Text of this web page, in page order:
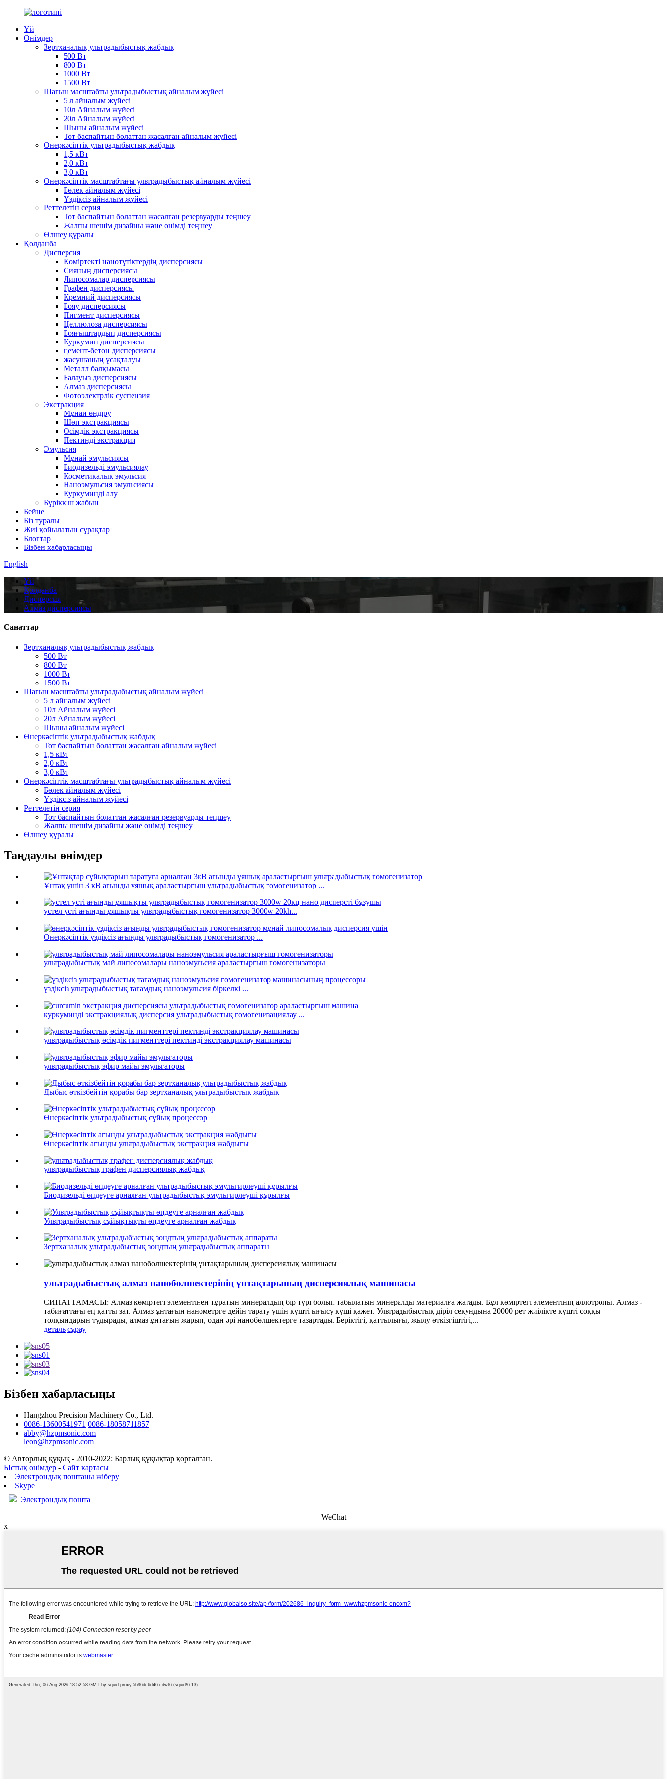
Үй
Өнімдер
Зертханалық ультрадыбыстық жабдық
500 Вт
800 Вт
1000 Вт
1500 Вт
Шағын масштабты ультрадыбыстық айналым жүйесі
5 л айналым жүйесі
10л Айналым жүйесі
20л Айналым жүйесі
Шыны айналым жүйесі
Тот баспайтын болаттан жасалған айналым жүйесі
Өнеркәсіптік ультрадыбыстық жабдық
1,5 кВт
2,0 кВт
3,0 кВт
Өнеркәсіптік масштабтағы ультрадыбыстық айналым жүйесі
Бөлек айналым жүйесі
Үздіксіз айналым жүйесі
Реттелетін серия
Тот баспайтын болаттан жасалған резервуарды теңшеу
Жалпы шешім дизайны және өнімді теңшеу
Өлшеу құралы
Қолданба
Дисперсия
Көміртекті нанотүтіктердің дисперсиясы
Сияның дисперсиясы
Липосомалар дисперсиясы
Графен дисперсиясы
Кремний дисперсиясы
Бояу дисперсиясы
Пигмент дисперсиясы
Целлюлоза дисперсиясы
Бояғыштардың дисперсиясы
Куркумин дисперсиясы
цемент-бетон дисперсиясы
жасушаның ұсақталуы
Металл балқымасы
Балауыз дисперсиясы
Алмаз дисперсиясы
Фотоэлектрлік суспензия
Экстракция
Мұнай өндіру
Шөп экстракциясы
Өсімдік экстракциясы
Пектинді экстракция
Эмульсия
Мұнай эмульсиясы
Биодизельді эмульсиялау
Косметикалық эмульсия
Наноэмульсия эмульсиясы
Куркуминді алу
Бүріккіш жабын
Бейне
Біз туралы
Жиі қойылатын сұрақтар
Блогтар
Бізбен хабарласыңы
English
Үй
Қолданба
Дисперсия
Алмаз дисперсиясы
Санаттар
Зертханалық ультрадыбыстық жабдық
500 Вт
800 Вт
1000 Вт
1500 Вт
Шағын масштабты ультрадыбыстық айналым жүйесі
5 л айналым жүйесі
10л Айналым жүйесі
20л Айналым жүйесі
Шыны айналым жүйесі
Өнеркәсіптік ультрадыбыстық жабдық
Тот баспайтын болаттан жасалған айналым жүйесі
1,5 кВт
2,0 кВт
3,0 кВт
Өнеркәсіптік масштабтағы ультрадыбыстық айналым жүйесі
Бөлек айналым жүйесі
Үздіксіз айналым жүйесі
Реттелетін серия
Тот баспайтын болаттан жасалған резервуарды теңшеу
Жалпы шешім дизайны және өнімді теңшеу
Өлшеу құралы
Таңдаулы өнімдер
Ұнтақ үшін 3 кВ ағынды ұяшық араластырғыш ультрадыбыстық гомогенизатор ...
үстел үсті ағынды ұяшықты ультрадыбыстық гомогенизатор 3000w 20kh...
Өнеркәсіптік үздіксіз ағынды ультрадыбыстық гомогенизатор ...
ультрадыбыстық май липосомалары наноэмульсия араластырғыш гомогенизаторы
үздіксіз ультрадыбыстық тағамдық наноэмульсия біркелкі ...
куркуминді экстракциялық дисперсия ультрадыбыстық гомогенизациялау ...
ультрадыбыстық өсімдік пигменттері пектинді экстракциялау машинасы
ультрадыбыстық эфир майы эмульгаторы
Дыбыс өткізбейтін қорабы бар зертханалық ультрадыбыстық жабдық
Өнеркәсіптік ультрадыбыстық сұйық процессор
Өнеркәсіптік ағынды ультрадыбыстық экстракция жабдығы
ультрадыбыстық графен дисперсиялық жабдық
Биодизельді өңдеуге арналған ультрадыбыстық эмульгирлеуші ​​құрылғы
Ультрадыбыстық сұйықтықты өңдеуге арналған жабдық
Зертханалық ультрадыбыстық зондтың ультрадыбыстық аппараты
ультрадыбыстық алмаз нанобөлшектерінің ұнтақтарының дисперсиялық машинасы
СИПАТТАМАСЫ: Алмаз көміртегі элементінен тұратын минералдың бір түрі болып табылатын минералды материалға жатады. Бұл көміртегі элементінің аллотропы. Алмаз -
табиғаттағы ең қатты зат. Алмаз ұнтағын нанометрге дейін тарату үшін күшті ығысу күші қажет. Ультрадыбыстық діріл секундына 20000 рет жиілікте күшті соққы
толқындарын тудырады, алмаз ұнтағын жарып, одан әрі нанобөлшектерге тазартады. Беріктігі, қаттылығы, жылу өткізгіштігі,...
деталь сұрау
Бізбен хабарласыңы
Hangzhou Precision Machinery Co., Ltd.
0086-13600541971 0086-18058711857
abby@hzpmsonic.com
leon@hzpmsonic.com
© Авторлық құқық - 2010-2022: Барлық құқықтар қорғалған.
Ыстық өнімдер - Сайт картасы
Электрондық поштаны жіберу
Skype
Электрондық пошта
WeChat
x